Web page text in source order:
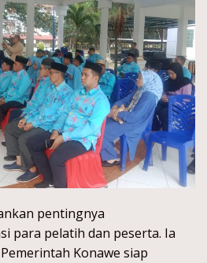
pentingnya
para pelatih dan peserta. Ia
Konawe siap